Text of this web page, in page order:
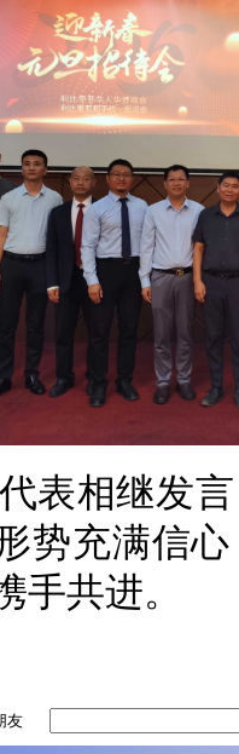
表相继发
势充满信
手共进。
友